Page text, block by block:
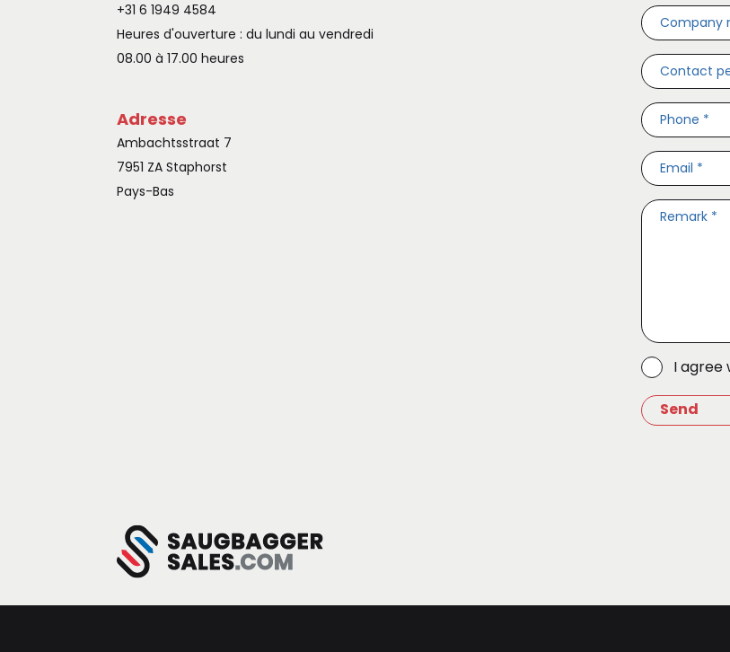
+31 6 1949 4584
Heures d'ouverture : du lundi au vendredi
08.00 à 17.00 heures
Adresse
Ambachtsstraat 7
7951 ZA Staphorst
Pays-Bas
I agree
Send